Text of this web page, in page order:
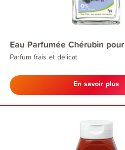
Eau Parfumée Chérubin
Parfum frais et délicat
En savoir plus